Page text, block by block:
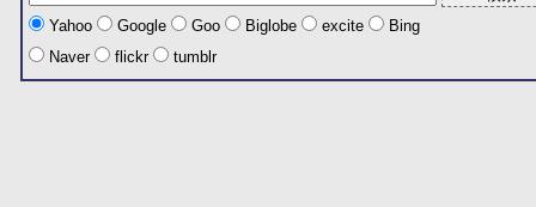
Yahoo Google Goo Biglobe excite
Bing
Naver
flickr tumblr